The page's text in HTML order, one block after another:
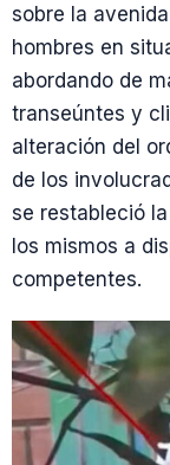
sobre la
hombres en
abordando de
transeúntes y
alteración del
de los
se restableció
los mismos a
competentes.